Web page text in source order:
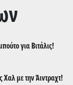
για Βιτάλις!
Χαλ με την Άιντραχτ!